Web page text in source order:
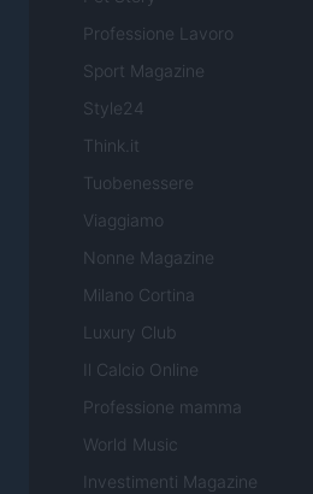
Professione Lavoro
Sport Magazine
Style24
Think.it
Tuobenessere
Viaggiamo
Nonne Magazine
Milano Cortina
Luxury Club
Il Calcio Online
Professione mamma
World Music
Investimenti Magazine